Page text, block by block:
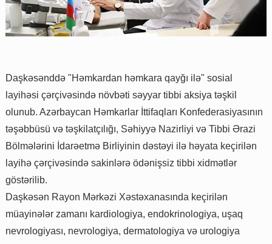
Daşkəsənddə "Həmkardan həmkara qayğı ilə" sosial
layihəsi çərçivəsində növbəti səyyar tibbi aksiya təşkil
olunub. Azərbaycan Həmkarlar İttifaqları Konfederasiyasının
təşəbbüsü və təşkilatçılığı, Səhiyyə Nazirliyi və Tibbi Ərazi
Bölmələrini İdarəetmə Birliyinin dəstəyi ilə həyata keçirilən
layihə çərçivəsində sakinlərə ödənişsiz tibbi xidmətlər
göstərilib.
Daşkəsən Rayon Mərkəzi Xəstəxanasında keçirilən
müayinələr zamanı kardiologiya, endokrinologiya, uşaq
nevrologiyası, nevrologiya, dermatologiya və urologiya